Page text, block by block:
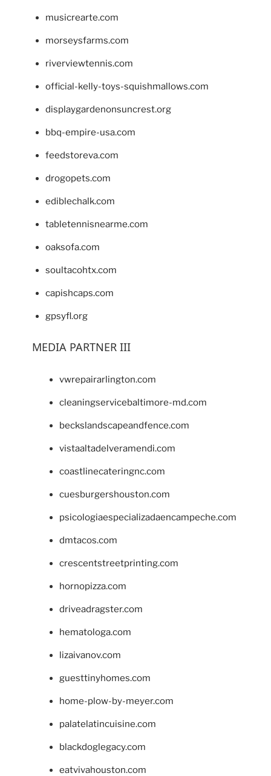
musicrearte.com
morseysfarms.com
riverviewtennis.com
official-kelly-toys-squishmallows.com
displaygardenonsuncrest.org
bbq-empire-usa.com
feedstoreva.com
drogopets.com
ediblechalk.com
tabletennisnearme.com
oaksofa.com
soultacohtx.com
capishcaps.com
gpsyfl.org
MEDIA PARTNER III
vwrepairarlington.com
cleaningservicebaltimore-md.com
beckslandscapeandfence.com
vistaaltadelveramendi.com
coastlinecateringnc.com
cuesburgershouston.com
psicologiaespecializadaencampeche.com
dmtacos.com
crescentstreetprinting.com
hornopizza.com
driveadragster.com
hematologa.com
lizaivanov.com
guesttinyhomes.com
home-plow-by-meyer.com
palatelatincuisine.com
blackdoglegacy.com
eatvivahouston.com